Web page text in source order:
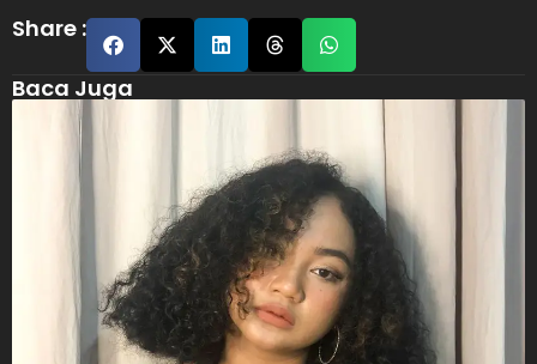
Share :
Baca Juga